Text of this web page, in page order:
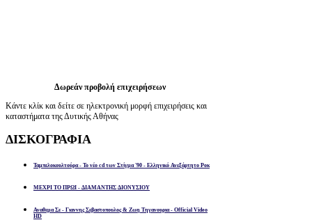
Δωρεάν προβολή επιχειρήσεων
Κάντε κλίκ και δείτε σε ηλεκτρονική μορφή επιχειρήσεις και
καταστήματα της Δυτικής Αθήνας
ΔΙΣΚΟΓΡΑΦΙΑ
Ταμπελοκουλτούρα - Το νέο cd των Στίγμα '90 - Ελληνικό Ανεξάρτητο Ροκ
ΜΕΧΡΙ ΤΟ ΠΡΩΙ - ΔΙΑΜΑΝΤΗΣ ΔΙΟΝΥΣΙΟΥ
Αναθεμα Σε - Γιαννης Σεβαστοπουλος & Ζωη Τηγανουρια - Official Video
HD